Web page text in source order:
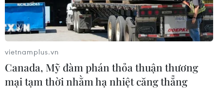
Xem thêm
vietnamplus.vn
Canada, Mỹ đàm phán thỏa thuận thương
mại tạm thời nhằm hạ nhiệt căng thẳng